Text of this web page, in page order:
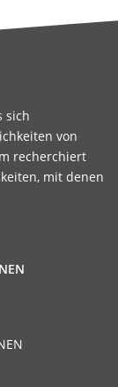
sich
von
recherchiert
mit denen